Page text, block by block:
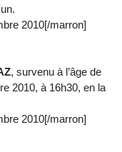
2010[/marron]
, survenu à l’âge de
2010, à 16h30, en la
2010[/marron]